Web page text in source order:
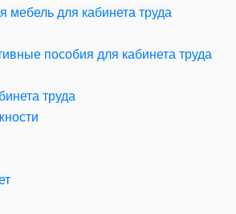
мебель для кабинета труда
пособия для кабинета труда
труда